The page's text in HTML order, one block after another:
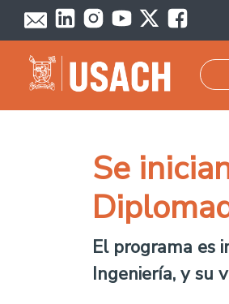
Pasar al contenido principal
Se
El programa es
Ingeniería, y su